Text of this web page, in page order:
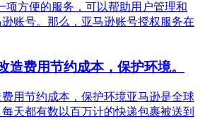
项方便的服务，可以帮助用户管理和
账号。那么，亚马逊账号授权服务在
造费用节约成本，保护环境。
用节约成本，保护环境亚马逊是全球
天都有数以百万计的快递包裹被送到